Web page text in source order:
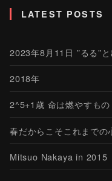
LATEST POSTS
2023年8月11日 ”るる”
2018年
2^5+1歳 命は燃やすも
春だからこそこれまでの
Mitsuo Nakaya in 2015